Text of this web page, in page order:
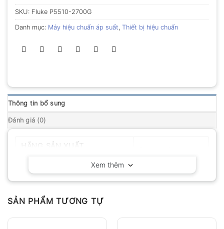
SKU: Fluke P5510-2700G
Danh mục: Máy hiệu chuẩn áp suất, Thiết bị hiệu chuẩn
Thông tin bổ sung
Đánh giá (0)
Xem thêm
SẢN PHẨM TƯƠNG TỰ